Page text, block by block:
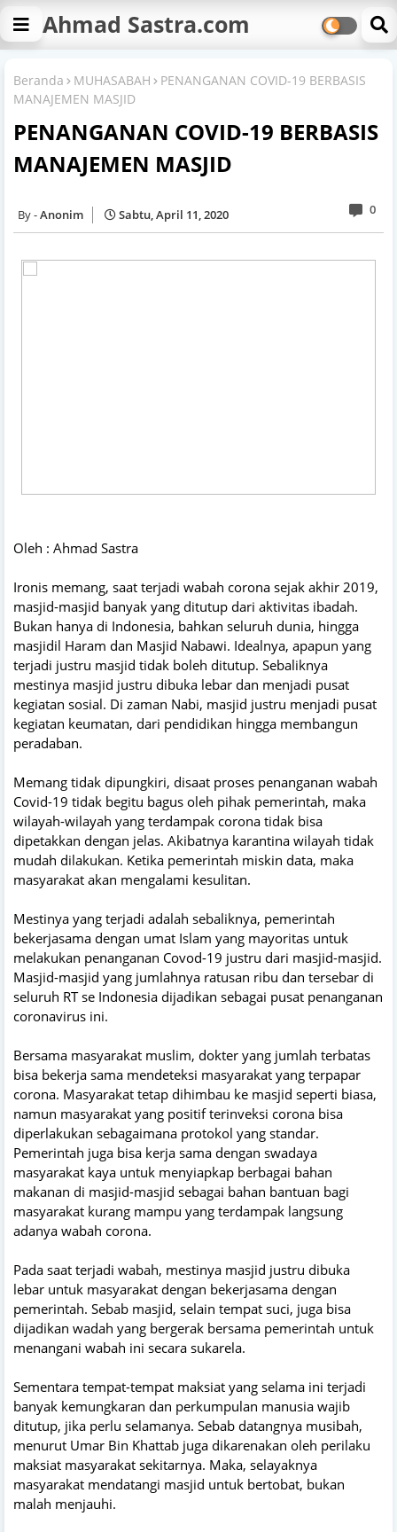
Ahmad Sastra.com
Beranda MUHASABAH
PENANGANAN COVID-19 BERBASIS
MANAJEMEN MASJID
PENANGANAN COVID-19 BERBASIS
MANAJEMEN MASJID
Anonim Sabtu, April 11, 2020 0
Oleh : Ahmad Sastra
Ironis memang, saat terjadi wabah corona sejak akhir 2019,
masjid-masjid banyak yang ditutup dari aktivitas ibadah.
Bukan hanya di Indonesia, bahkan seluruh dunia, hingga
masjidil Haram dan Masjid Nabawi. Idealnya, apapun yang
terjadi justru masjid tidak boleh ditutup. Sebaliknya
mestinya masjid justru dibuka lebar dan menjadi pusat
kegiatan sosial. Di zaman Nabi, masjid justru menjadi pusat
kegiatan keumatan, dari pendidikan hingga membangun
peradaban.
Memang tidak dipungkiri, disaat proses penanganan wabah
Covid-19 tidak begitu bagus oleh pihak pemerintah, maka
wilayah-wilayah yang terdampak corona tidak bisa
dipetakkan dengan jelas. Akibatnya karantina wilayah tidak
mudah dilakukan. Ketika pemerintah miskin data, maka
masyarakat akan mengalami kesulitan.
Mestinya yang terjadi adalah sebaliknya, pemerintah
bekerjasama dengan umat Islam yang mayoritas untuk
melakukan penanganan Covod-19 justru dari masjid-masjid.
Masjid-masjid yang jumlahnya ratusan ribu dan tersebar di
seluruh RT se Indonesia dijadikan sebagai pusat penanganan
coronavirus ini.
Bersama masyarakat muslim, dokter yang jumlah terbatas
bisa bekerja sama mendeteksi masyarakat yang terpapar
corona. Masyarakat tetap dihimbau ke masjid seperti biasa,
namun masyarakat yang positif terinveksi corona bisa
diperlakukan sebagaimana protokol yang standar.
Pemerintah juga bisa kerja sama dengan swadaya
masyarakat kaya untuk menyiapkap berbagai bahan
makanan di masjid-masjid sebagai bahan bantuan bagi
masyarakat kurang mampu yang terdampak langsung
adanya wabah corona.
Pada saat terjadi wabah, mestinya masjid justru dibuka
lebar untuk masyarakat dengan bekerjasama dengan
pemerintah. Sebab masjid, selain tempat suci, juga bisa
dijadikan wadah yang bergerak bersama pemerintah untuk
menangani wabah ini secara sukarela.
Sementara tempat-tempat maksiat yang selama ini terjadi
banyak kemungkaran dan perkumpulan manusia wajib
ditutup, jika perlu selamanya. Sebab datangnya musibah,
menurut Umar Bin Khattab juga dikarenakan oleh perilaku
maksiat masyarakat sekitarnya. Maka, selayaknya
masyarakat mendatangi masjid untuk bertobat, bukan
malah menjauhi.